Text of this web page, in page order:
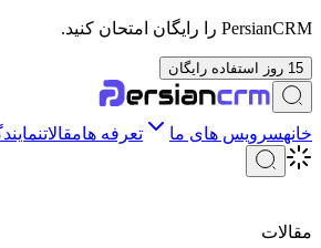
PersianCRM را رایگان امتحان کنید.
15 روز استفاده رایگان
خانهسرویس های ما تعرفه هامقالات
مقالات